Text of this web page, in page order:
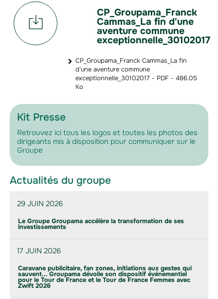
CP_Groupama_Franck
Cammas_La fin d'une
aventure commune
exceptionnelle_30102017
CP_Groupama_Franck Cammas_La fin
d’une aventure commune
exceptionnelle_30102017 - PDF - 486.05
Ko
Kit Presse
Retrouvez ici tous les logos et toutes les photos des
dirigeants mis à disposition pour communiquer sur le
Groupe
Actualités du groupe
29 JUIN 2026
Le Groupe Groupama accélère la transformation de ses
investissements
17 JUIN 2026
Caravane publicitaire, fan zones, initiations aux gestes qui
sauvent... Groupama dévoile son dispositif événementiel
pour le Tour de France et le Tour de France Femmes avec
Zwift 2026